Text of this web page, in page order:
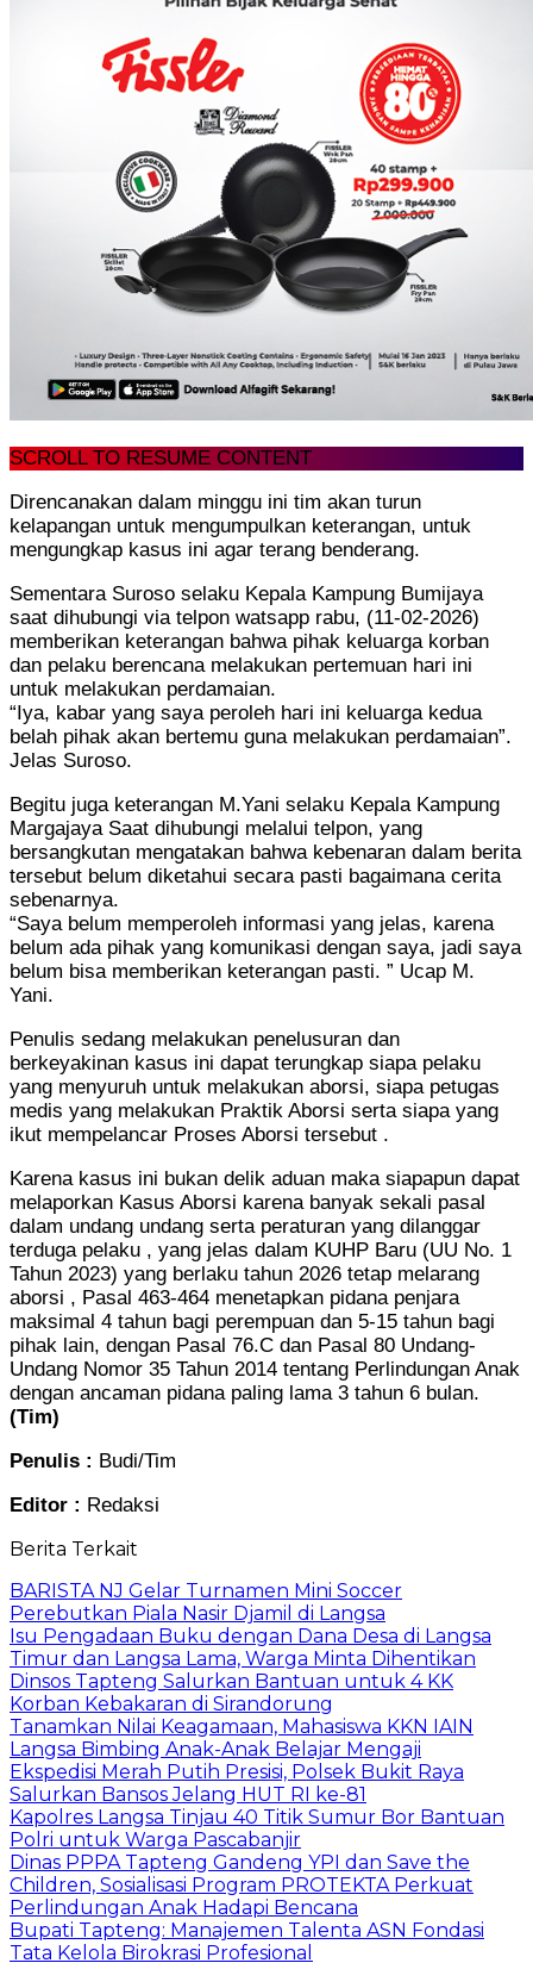
SCROLL TO RESUME CONTENT
Direncanakan dalam minggu ini tim akan turun
kelapangan untuk mengumpulkan keterangan, untuk
mengungkap kasus ini agar terang benderang.
Sementara Suroso selaku Kepala Kampung Bumijaya
saat dihubungi via telpon watsapp rabu, (11-02-2026)
memberikan keterangan bahwa pihak keluarga korban
dan pelaku berencana melakukan pertemuan hari ini
untuk melakukan perdamaian.
“Iya, kabar yang saya peroleh hari ini keluarga kedua
belah pihak akan bertemu guna melakukan perdamaian”.
Jelas Suroso.
Begitu juga keterangan M.Yani selaku Kepala Kampung
Margajaya Saat dihubungi melalui telpon, yang
bersangkutan mengatakan bahwa kebenaran dalam berita
tersebut belum diketahui secara pasti bagaimana cerita
sebenarnya.
“Saya belum memperoleh informasi yang jelas, karena
belum ada pihak yang komunikasi dengan saya, jadi saya
belum bisa memberikan keterangan pasti. ” Ucap M.
Yani.
Penulis sedang melakukan penelusuran dan
berkeyakinan kasus ini dapat terungkap siapa pelaku
yang menyuruh untuk melakukan aborsi, siapa petugas
medis yang melakukan Praktik Aborsi serta siapa yang
ikut mempelancar Proses Aborsi tersebut .
Karena kasus ini bukan delik aduan maka siapapun dapat
melaporkan Kasus Aborsi karena banyak sekali pasal
dalam undang undang serta peraturan yang dilanggar
terduga pelaku , yang jelas dalam KUHP Baru (UU No. 1
Tahun 2023) yang berlaku tahun 2026 tetap melarang
aborsi , Pasal 463-464 menetapkan pidana penjara
maksimal 4 tahun bagi perempuan dan 5-15 tahun bagi
pihak lain, dengan Pasal 76.C dan Pasal 80 Undang-
Undang Nomor 35 Tahun 2014 tentang Perlindungan Anak
dengan ancaman pidana paling lama 3 tahun 6 bulan.
(Tim)
Penulis : Budi/Tim
Editor : Redaksi
Berita Terkait
BARISTA NJ Gelar Turnamen Mini Soccer
Perebutkan Piala Nasir Djamil di Langsa
Isu Pengadaan Buku dengan Dana Desa di Langsa
Timur dan Langsa Lama, Warga Minta Dihentikan
Dinsos Tapteng Salurkan Bantuan untuk 4 KK
Korban Kebakaran di Sirandorung
Tanamkan Nilai Keagamaan, Mahasiswa KKN IAIN
Langsa Bimbing Anak-Anak Belajar Mengaji
Ekspedisi Merah Putih Presisi, Polsek Bukit Raya
Salurkan Bansos Jelang HUT RI ke-81
Kapolres Langsa Tinjau 40 Titik Sumur Bor Bantuan
Polri untuk Warga Pascabanjir
Dinas PPPA Tapteng Gandeng YPI dan Save the
Children, Sosialisasi Program PROTEKTA Perkuat
Perlindungan Anak Hadapi Bencana
Bupati Tapteng: Manajemen Talenta ASN Fondasi
Tata Kelola Birokrasi Profesional